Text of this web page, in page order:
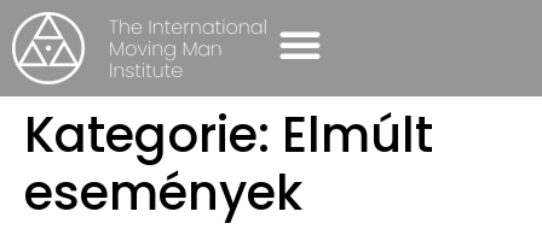
Kategorie: Elmúlt
események